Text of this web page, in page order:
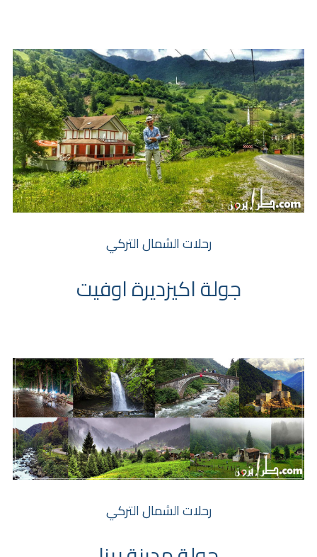
رحلات الشمال التركي
جولة اكيزديرة اوفيت
رحلات الشمال التركي